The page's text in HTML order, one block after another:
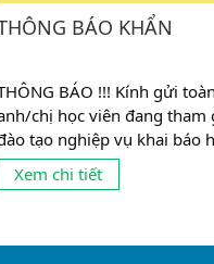
BÁO KHẨN
BÁO !!! Kính gửi
chị học viên đang tham
tạo nghiệp vụ khai báo
tử: Tình hình dịch covid-
Xem chi tiết